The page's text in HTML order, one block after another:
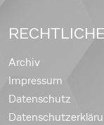
Archiv
Impressum
Datenschutz